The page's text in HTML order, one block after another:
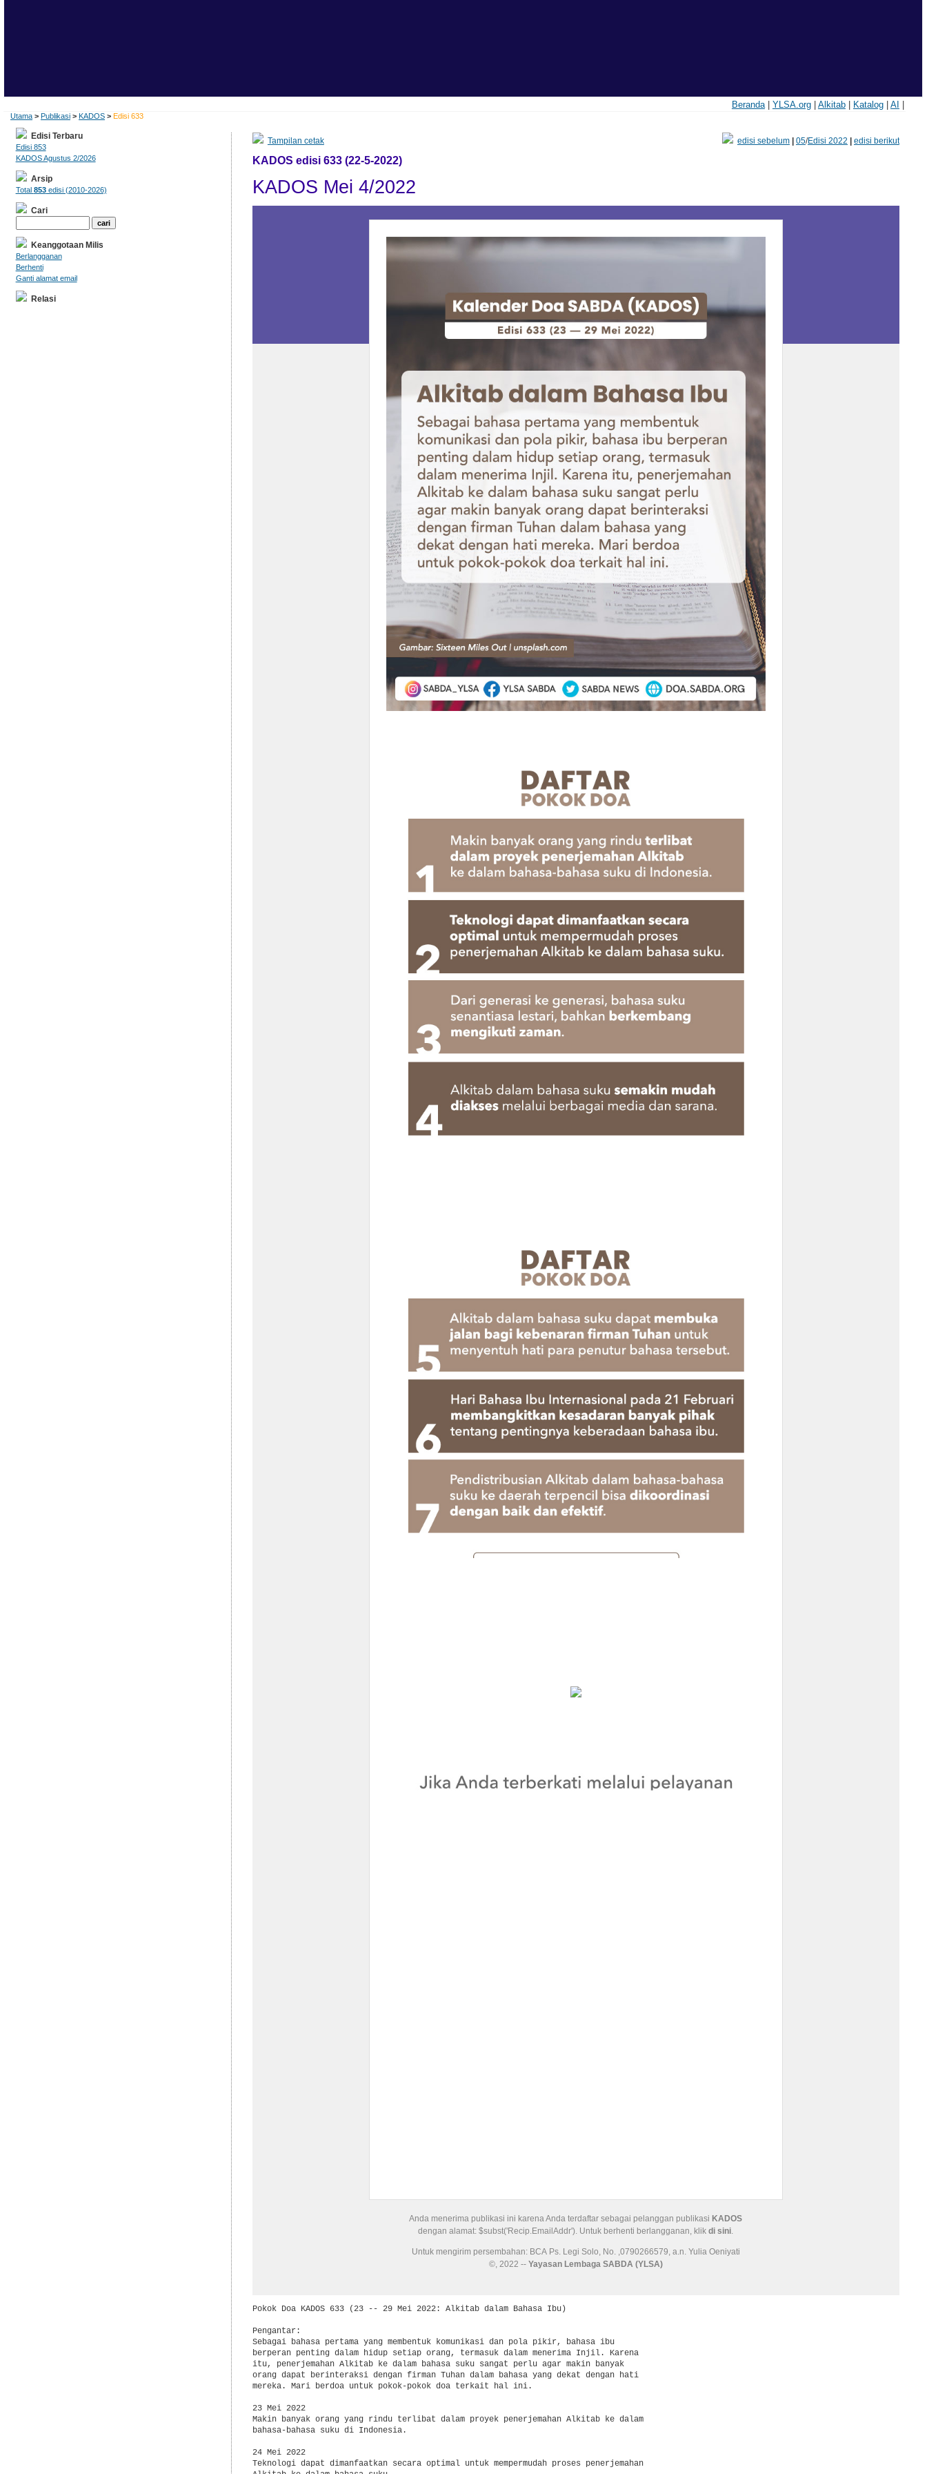
Beranda| YLSA.org| Alkitab| Katalog| AI
Utama > Publikasi > KADOS > Edisi 633
Tampilan cetak edisi sebelum| 05/Edisi 2022 edisi berikut
KADOS edisi 633 (22-5-2022)
KADOS Mei 4/2022
Anda menerima publikasi ini karena Anda terdaftar sebagai pelanggan publikasi KADOS
dengan alamat: $subst('Recip.EmailAddr'). Untuk berhenti berlangganan, klikdi sini
Untuk mengirim persembahan: BCA Ps. Legi Solo, No. ,0790266579, a.n. Yulia Oeniyati
©, 2022 -- Yayasan Lembaga SABDA (YLSA)
Pokok Doa KADOS 633 (23 -- 29 Mei 2022: Alkitab dalam Bahasa Ibu)
Pengantar:
Sebagai bahasa pertama yang membentuk komunikasi dan pola pikir, bahasa ibu
berperan penting dalam hidup setiap orang, termasuk dalam menerima Injil. Karena
itu, penerjemahan Alkitab ke dalam bahasa suku sangat perlu agar makin banyak
orang dapat berinteraksi dengan firman Tuhan dalam bahasa yang dekat dengan hati
mereka. Mari berdoa untuk pokok-pokok doa terkait hal ini.
23 Mei 2022
Makin banyak orang yang rindu terlibat dalam proyek penerjemahan Alkitab ke dalam
bahasa-bahasa suku di Indonesia.
24 Mei 2022
Teknologi dapat dimanfaatkan secara optimal untuk mempermudah proses penerjemahan
Edisi Terbaru
Edisi 853
KADOS Agustus 2/2026
Arsip
Total 853edisi (2010-2026)
Cari
Keanggotaan Milis
Berlangganan
Berhenti
Ganti alamat email
Relasi